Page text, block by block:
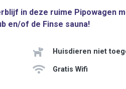
in deze ruime Pipowagen
en/of de Finse sauna!
Huisdieren niet
Gratis Wifi